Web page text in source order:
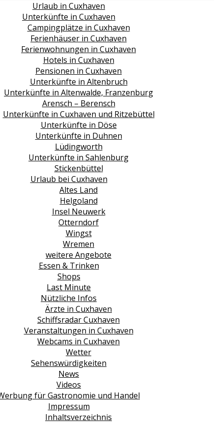
Urlaub in Cuxhaven
Unterkünfte in Cuxhaven
Campingplätze in Cuxhaven
Ferienhäuser in Cuxhaven
Ferienwohnungen in Cuxhaven
Hotels in Cuxhaven
Pensionen in Cuxhaven
Unterkünfte in Altenbruch
Unterkünfte in Altenwalde, Franzenburg
Arensch – Berensch
Unterkünfte in Cuxhaven und Ritzebüttel
Unterkünfte in Döse
Unterkünfte in Duhnen
Lüdingworth
Unterkünfte in Sahlenburg
Stickenbüttel
Urlaub bei Cuxhaven
Altes Land
Helgoland
Insel Neuwerk
Otterndorf
Wingst
Wremen
weitere Angebote
Essen & Trinken
Shops
Last Minute
Nützliche Infos
Ärzte in Cuxhaven
Schiffsradar Cuxhaven
Veranstaltungen in Cuxhaven
Webcams in Cuxhaven
Wetter
Sehenswürdigkeiten
News
Videos
für Gastronomie und Handel
Impressum
Inhaltsverzeichnis